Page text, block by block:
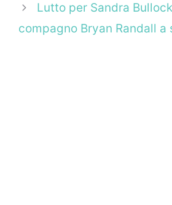
Lutto per Sandra
compagno Bryan Randall a